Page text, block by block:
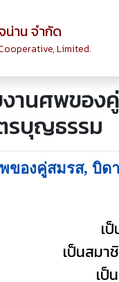
าน จำกัด
Limited.
งานศพขอ
รบุญธรรม
พของคู่สมรส,
เ
เป็นสมา
เป็